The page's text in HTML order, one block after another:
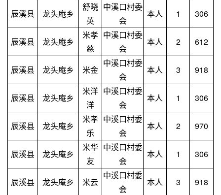
辰溪县 龙头庵乡
舒晓
英
中溪口村委
会
本人 1 306
辰溪县 龙头庵乡
米孝
慈
中溪口村委
会
本人 2 612
辰溪县 龙头庵乡 米金
中溪口村委
会
本人 3 918
辰溪县 龙头庵乡
米洋
洋
中溪口村委
会
本人 1 306
辰溪县 龙头庵乡
米孝
乐
中溪口村委
会
本人 2 970
辰溪县 龙头庵乡
米华
友
中溪口村委
会
本人 1 306
辰溪县 龙头庵乡 米云
中溪口村委
会
本人 3 918